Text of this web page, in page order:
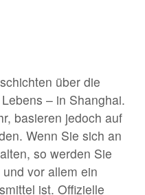
über die
– in Shanghai.
basieren jedoch auf
Wenn Sie sich an
so werden Sie
vor allem ein
ist. Offizielle